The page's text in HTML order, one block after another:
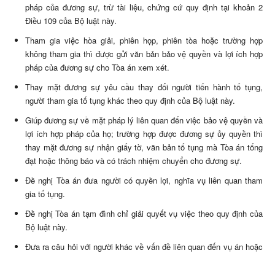
pháp của đương sự, trừ tài liệu, chứng cứ quy định tại khoản 2
Điều 109 của Bộ luật này.
Tham gia việc hòa giải, phiên họp, phiên tòa hoặc trường hợp
không tham gia thì được gửi văn bản bảo vệ quyền và lợi ích hợp
pháp của đương sự cho Tòa án xem xét.
Thay mặt đương sự yêu cầu thay đổi người tiến hành tố tụng,
người tham gia tố tụng khác theo quy định của Bộ luật này.
Giúp đương sự về mặt pháp lý liên quan đến việc bảo vệ quyền và
lợi ích hợp pháp của họ; trường hợp được đương sự ủy quyền thì
thay mặt đương sự nhận giấy tờ, văn bản tố tụng mà Tòa án tống
đạt hoặc thông báo và có trách nhiệm chuyển cho đương sự.
Đề nghị Tòa án đưa người có quyền lợi, nghĩa vụ liên quan tham
gia tố tụng.
Đề nghị Tòa án tạm đình chỉ giải quyết vụ việc theo quy định của
Bộ luật này.
Đưa ra câu hỏi với người khác về vấn đề liên quan đến vụ án hoặc